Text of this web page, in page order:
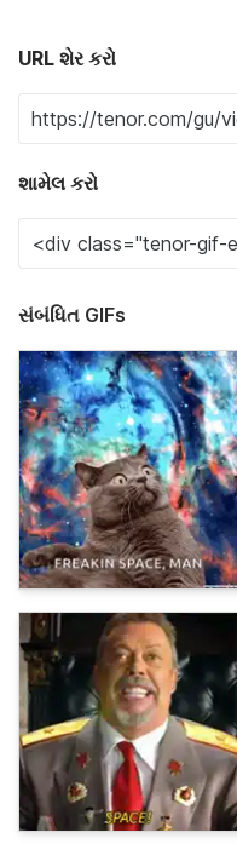
URL શેર કરો
શામેલ કરો
સંબંધિત GIFs